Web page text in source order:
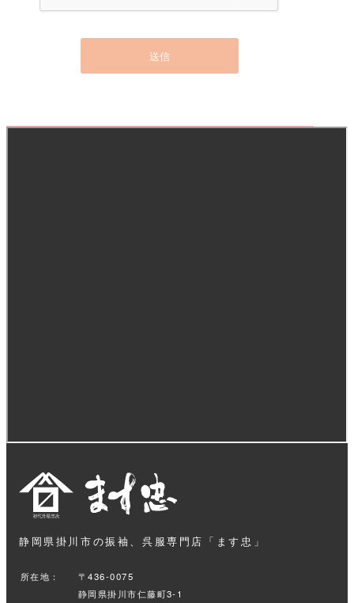
静岡県掛川市の振袖、呉服専門店「ます忠」
所在地：
〒436-0075
静岡県掛川市仁藤町3-1